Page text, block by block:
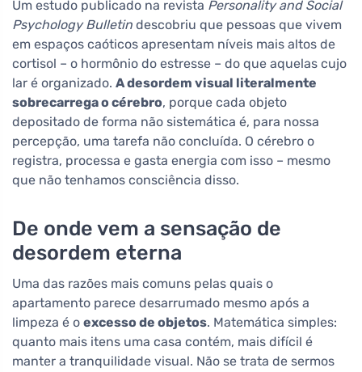
Um estudo publicado na revista Personality and Social
Psychology Bulletin descobriu que pessoas que vivem
em espaços caóticos apresentam níveis mais altos de
cortisol – o hormônio do estresse – do que aquelas cujo
lar é organizado. A desordem visual literalmente
sobrecarrega o cérebro, porque cada objeto
depositado de forma não sistemática é, para nossa
percepção, uma tarefa não concluída. O cérebro o
registra, processa e gasta energia com isso – mesmo
que não tenhamos consciência disso.
De onde vem a sensação de
desordem eterna
Uma das razões mais comuns pelas quais o
apartamento parece desarrumado mesmo após a
limpeza é o excesso de objetos. Matemática simples:
quanto mais itens uma casa contém, mais difícil é
manter a tranquilidade visual. Não se trata de sermos